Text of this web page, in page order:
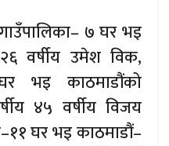
७ घर भइ
वर्षीय उमेश विक,
भइ काठमाडौंको
४५ वर्षीय विजय
घर भइ काठमाडौं–